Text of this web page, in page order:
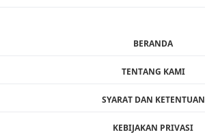
BERANDA
TENTANG KAMI
SYARAT DAN KETENTUAN
KEBIJAKAN PRIVASI